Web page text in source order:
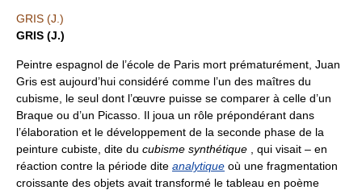
GRIS (J.)
GRIS (J.)
Peintre espagnol de l’école de Paris mort prématurément, Juan
Gris est aujourd’hui considéré comme l’un des maîtres du
cubisme, le seul dont l’œuvre puisse se comparer à celle d’un
Braque ou d’un Picasso. Il joua un rôle prépondérant dans
l’élaboration et le développement de la seconde phase de la
peinture cubiste, dite du cubisme synthétique , qui visait – en
réaction contre la période dite analytique où une fragmentation
croissante des objets avait transformé le tableau en poème